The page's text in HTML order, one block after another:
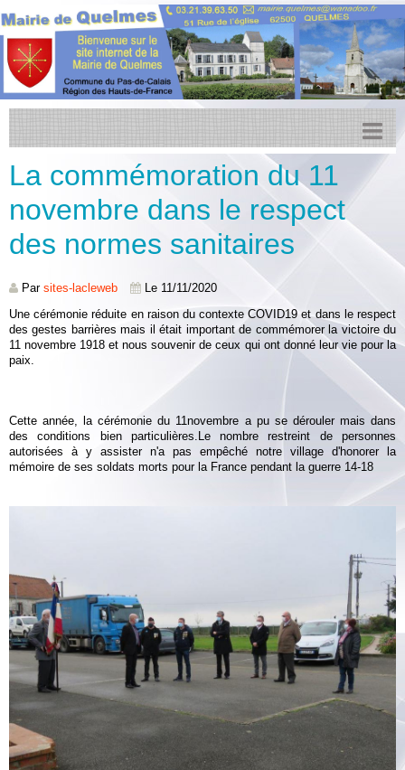
Accueil
Actualités
Facebook
Agenda
CCPL
Vidéos
La commémoration du 11
novembre dans le respect
des normes sanitaires
Par sites-lacleweb
Le 11/11/2020
Une cérémonie réduite en raison du contexte COVID19 et dans le respect
des gestes barrières mais il était important de commémorer la victoire du
11 novembre 1918 et nous souvenir de ceux qui ont donné leur vie pour la
paix.
Cette année, la cérémonie du 11novembre a pu se dérouler mais dans
des conditions bien particulières.Le nombre restreint de personnes
autorisées à y assister n'a pas empêché notre village d'honorer la
mémoire de ses soldats morts pour la France pendant la guerre 14-18